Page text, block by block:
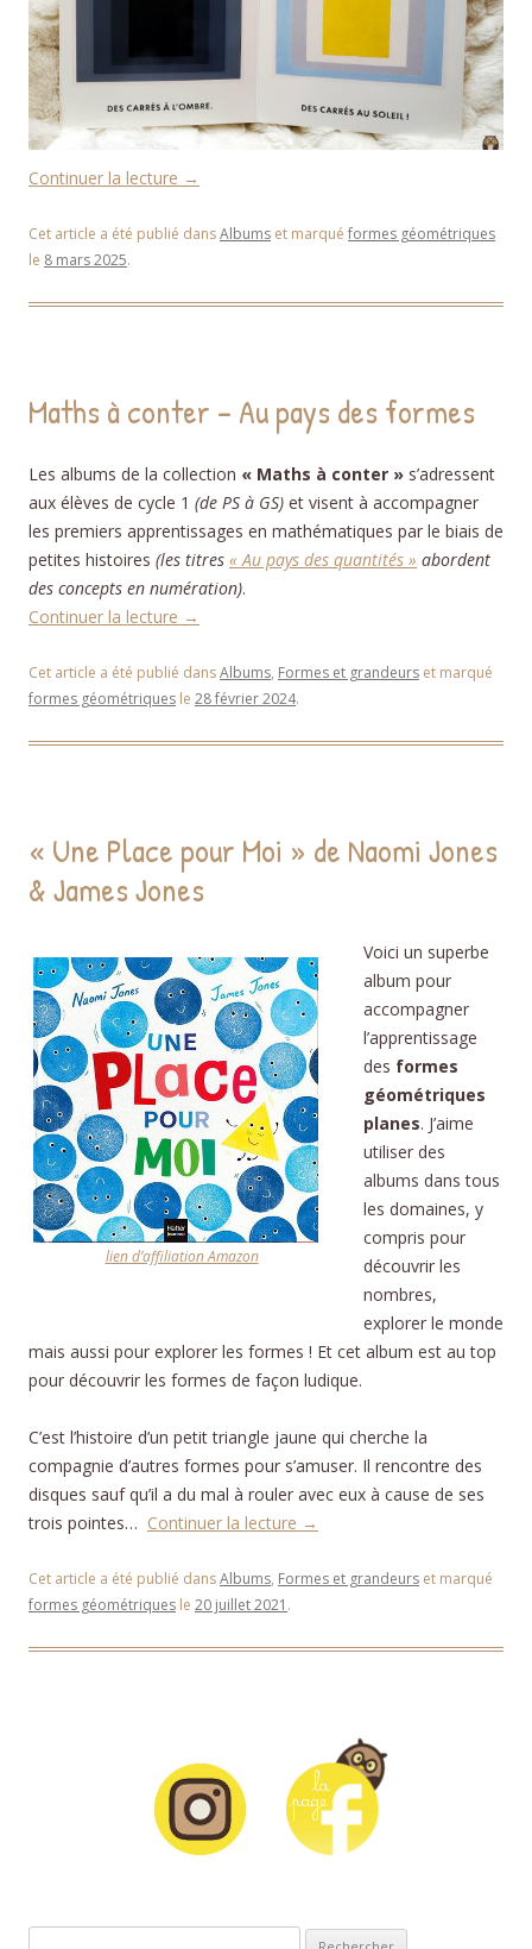
Continuer la lecture →
Cet article a été publié dansAlbums et marqué formes géométriques
le 8 mars 2025.
Maths à conter – Au pays des formes
Les albums de la collection « Maths à conter » s’adressent
aux élèves de cycle 1 (de PS à GS) et visent à accompagner
les premiers apprentissages en mathématiques par le biais de
petites histoires (les titres « Au pays des quantités » abordent
des concepts en numération).
Continuer la lecture →
Cet article a été publié dansAlbums, Formes et grandeurs et marqué
formes géométriques le 28 février 2024.
« Une Place pour Moi » de Naomi Jones
& James Jones
lien d’affiliation Amazon
Voici un superbe
album pour
accompagner
l’apprentissage
des formes
géométriques
planes. J’aime
utiliser des
albums dans tous
les domaines, y
compris pour
découvrir les
nombres,
explorer le monde
mais aussi pour explorer les formes ! Et cet album est au top
pour découvrir les formes de façon ludique.
C’est l’histoire d’un petit triangle jaune qui cherche la
compagnie d’autres formes pour s’amuser. Il rencontre des
disques sauf qu’il a du mal à rouler avec eux à cause de ses
trois pointes… Continuer la lecture →
Cet article a été publié dansAlbums, Formes et grandeurs et marqué
formes géométriques le 20 juillet 2021 .